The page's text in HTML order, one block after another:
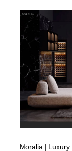
Moralia |